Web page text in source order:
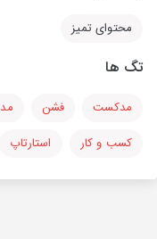
محتوای تمیز
تگ ها
مدکست فشن مد
کسب و کار
استارتاپ